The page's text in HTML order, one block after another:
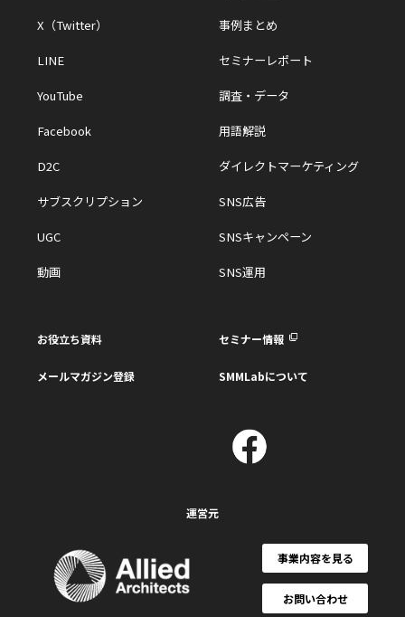
X（Twitter）
LINE
YouTube
Facebook
D2C
サブスクリプション
UGC
動画
事例まとめ
セミナーレポート
調査・データ
用語解説
ダイレクトマーケティング
SNS広告
SNSキャンペーン
SNS運用
お役立ち資料 セミナー情報
メールマガジン登録 SMMLabについて
運営元
事業内容を見る
お問い合わせ